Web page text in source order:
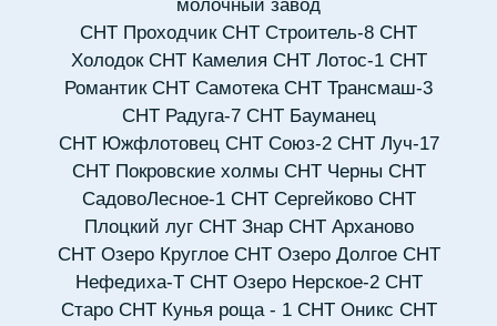
молочный завод
СНТ Проходчик СНТ Строитель-8 СНТ
Холодок СНТ Камелия СНТ Лотос-1 СНТ
Романтик СНТ Самотека СНТ Трансмаш-3
СНТ Радуга-7 СНТ Бауманец
СНТ Южфлотовец СНТ Союз-2 СНТ Луч-17
СНТ Покровские холмы СНТ Черны СНТ
СадовоЛесное-1 СНТ Сергейково СНТ
Плоцкий луг СНТ Знар СНТ Арханово
СНТ Озеро Круглое СНТ Озеро Долгое СНТ
Нефедиха-Т СНТ Озеро Нерское-2 СНТ
Старо СНТ Кунья роща - 1 СНТ Оникс СНТ